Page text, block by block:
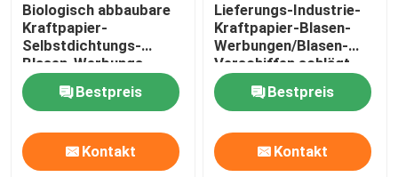
Biologisch abbaubare
Kraftpapier-
Selbstdichtungs-
Blasen-Werbungs-
Größe 6 12,5 x 19 für
das Versenden
Bestpreis
Kontakt
Lieferungs-Industrie-
Kraftpapier-Blasen-
Werbungen/Blasen-
Verschiffen schlägt
245x330 #A4 ein
Bestpreis
Kontakt